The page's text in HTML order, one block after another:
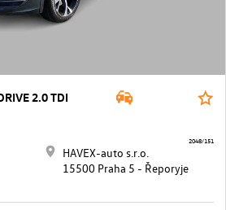
2.0 TDI
HAVEX-auto s.r.o.
15500 Praha 5 - Řeporyje
2048/151